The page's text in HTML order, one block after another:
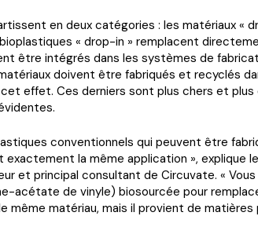
en deux catégories : les matériaux «
« drop-in » remplacent
être intégrés dans les systèmes de
doivent être fabriqués et recyclés
effet. Ces derniers sont plus chers et plus
conventionnels qui peuvent être
la même application », explique
et principal consultant de Circuvate. «
acétate de vinyle) biosourcée pour
même matériau, mais il provient de matières